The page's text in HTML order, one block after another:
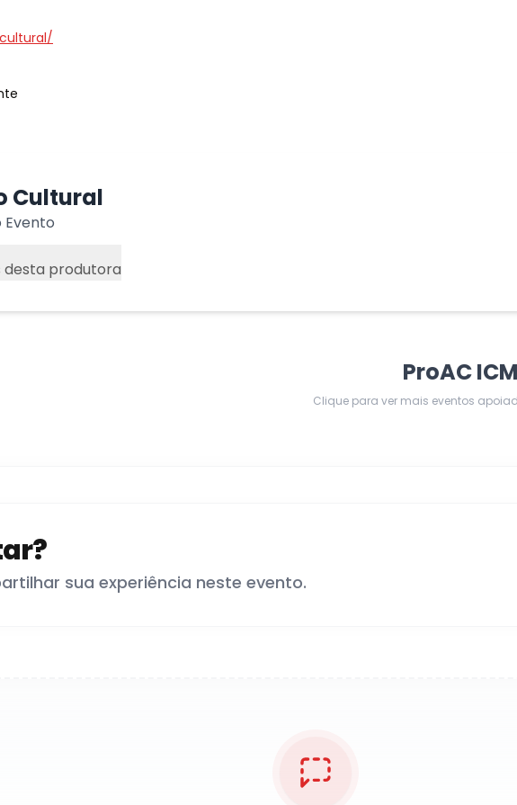
Cultural
Evento
desta produtora
ProAC
Clique para ver mais eventos
sua experiência neste evento.